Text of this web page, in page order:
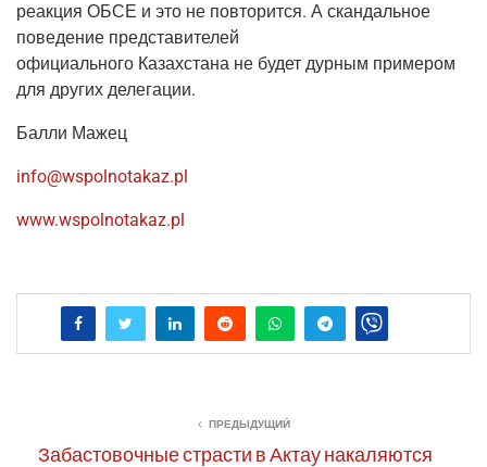
реак­ция ОБСЕ и это не повто­рит­ся. А скан­даль­ное
пове­де­ние представителей
офи­ци­аль­но­го Казах­ста­на не будет дур­ным при­ме­ром
для дру­гих делегации.
Бал­ли Мажец
info@wspolnotakaz.pl
www.wspolnotakaz.pl
ПРЕДЫДУЩИЙ
Забастовочные страсти в Актау накаляются